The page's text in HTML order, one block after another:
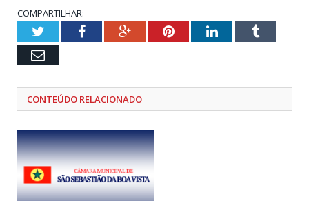
COMPARTILHAR:
TwitterFacebookGoogle+PinterestLinkedInTumblr
Email
CONTEÚDO RELACIONADO